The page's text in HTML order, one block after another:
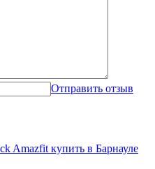
Отправить отзыв